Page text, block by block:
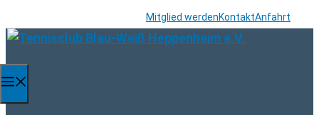
Inhalt
Mitglied werdenKontaktAnfahrt